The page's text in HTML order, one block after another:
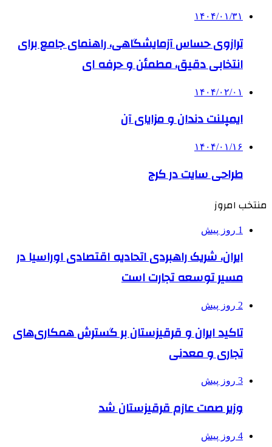
۱۴۰۴/۰۱/۳۱
ترازوی حساس آزمایشگاهی، راهنمای جامع برای
انتخابی دقیق، مطمئن و حرفه ای
۱۴۰۴/۰۲/۰۱
ایمپلنت دندان و مزایای آن
۱۴۰۴/۰۱/۱۶
طراحی سایت در کرج
منتخب امروز
1 روز پیش
ایران، شریک راهبردی اتحادیه اقتصادی اوراسیا در
مسیر توسعه تجارت است
2 روز پیش
تاکید ایران و قرقیزستان بر گسترش همکاری‌های
تجاری و معدنی
3 روز پیش
وزیر صمت عازم قرقیزستان شد
4 روز پیش